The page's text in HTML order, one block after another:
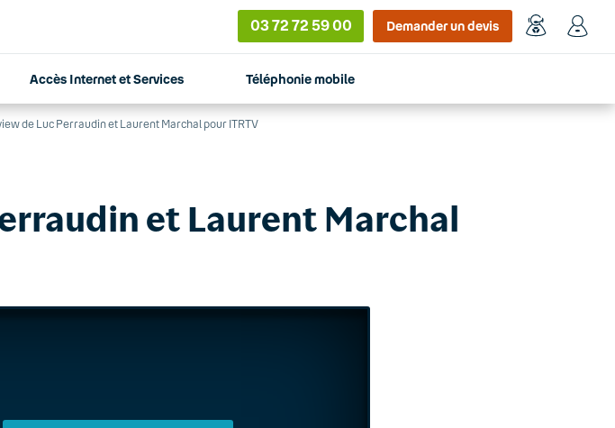
03 72 72 59 00 Demander un devis
Accès Internet et Services Téléphonie mobile
de Luc Perraudin et Laurent Marchal pour ITRTV
et Laurent Marchal